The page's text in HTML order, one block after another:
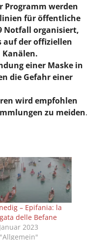
Programm werden
für öffentliche
Notfall organisiert,
auf der offiziellen
Kanälen.
einer Maske in
die Gefahr einer
wird empfohlen
zu meiden.
– Epifania: la
delle Befane
2023